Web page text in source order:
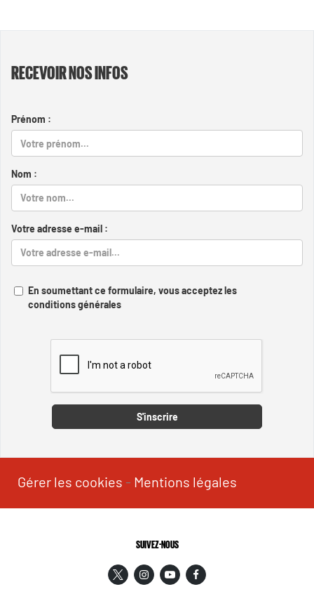
RECEVOIR NOS INFOS
Prénom :
Nom :
Votre adresse e-mail :
En soumettant ce formulaire, vous acceptez les
conditions générales
S'inscrire
Gérer les cookies - Mentions légales
SUIVEZ-NOUS